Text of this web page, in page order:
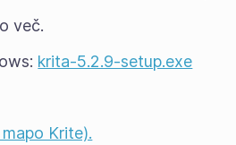
več.
krita-5.2.9-setup.exe
Krite).